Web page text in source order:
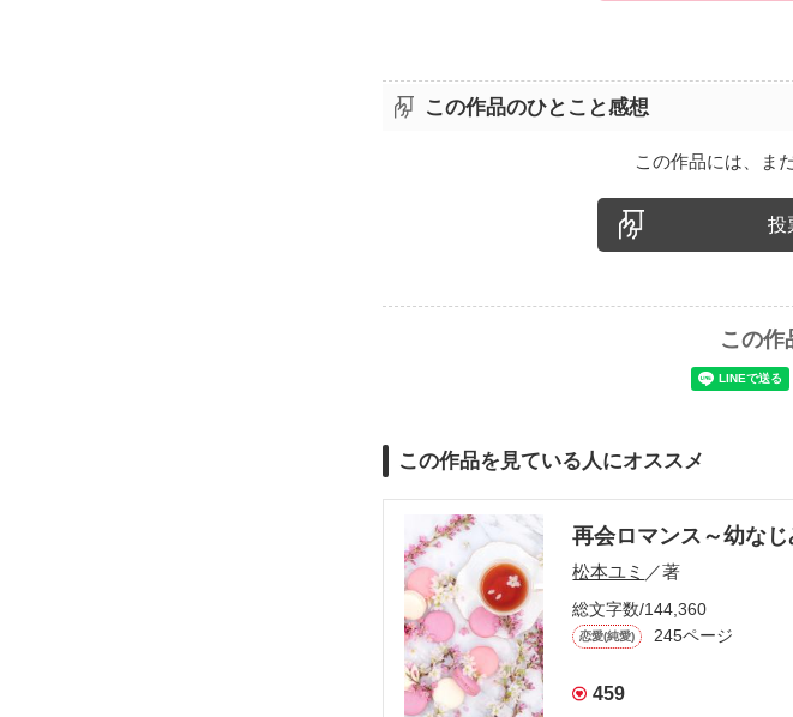
この作品のひとこと感想
この作品には、ま
投
この作
この作品を見ている人にオススメ
再会ロマンス～幼な
松本ユミ ／著
総文字数/144,360
恋愛(純愛) 245ページ
459